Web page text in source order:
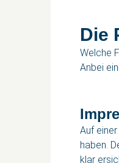
Die
Welche
Anbei
Auf
haben.
klar